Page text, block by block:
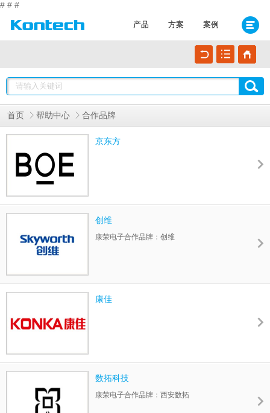
# # #
产品 方案 案例
首页 帮助中心 合作品牌
京东方
创维
康荣电子合作品牌：创维
康佳
数拓科技
康荣电子合作品牌：西安数拓